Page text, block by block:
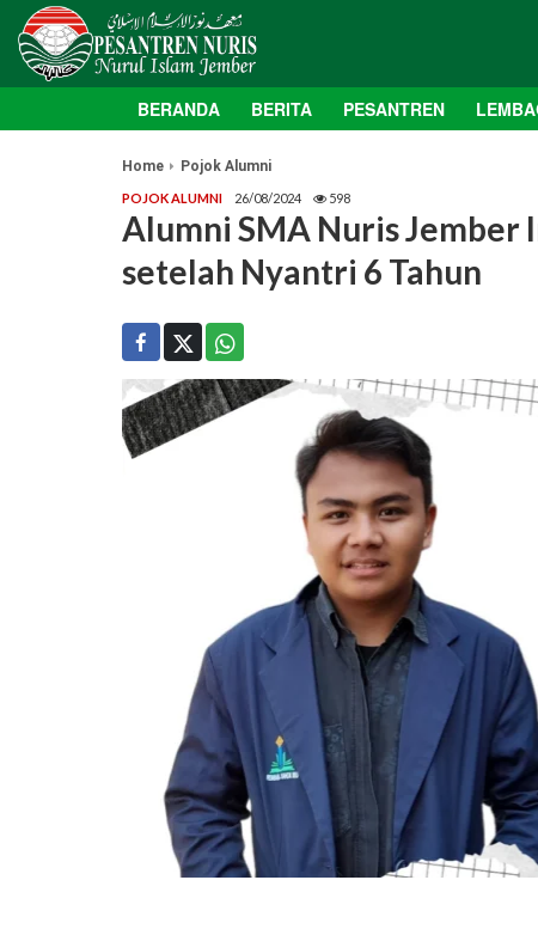
BERANDA BERITA PESANTREN
Home Pojok Alumni
POJOK ALUMNI 26/08/2024 598
Alumni SMA Nuris Jember
setelah Nyantri 6 Tahun